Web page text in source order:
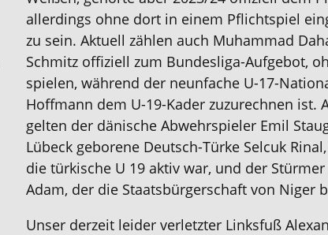
allerdings ohne dort in einem Pflichtspiel
zu sein. Aktuell zählen auch Muhammad
Schmitz offiziell zum Bundesliga-Aufgebot,
spielen, während der neunfache U-17-
Hoffmann dem U-19-Kader zuzurechnen ist.
gelten der dänische Abwehrspieler Emil
Lübeck geborene Deutsch-Türke Selcuk
die türkische U 19 aktiv war, und der
Adam, der die Staatsbürgerschaft von Niger
Unser derzeit leider verletzter Linksfuß